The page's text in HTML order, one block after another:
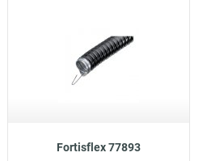
Fortisflex 77893